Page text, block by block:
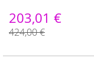
203,01 €
424,00 €